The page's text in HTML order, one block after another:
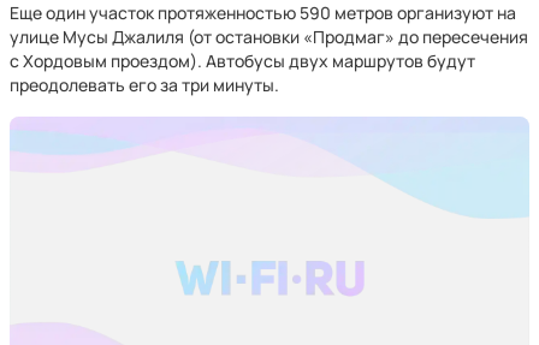
Еще один участок протяженностью 590 метров организуют на
улице Мусы Джалиля (от остановки «Продмаг» до пересечения
с Хордовым проездом). Автобусы двух маршрутов будут
преодолевать его за три минуты.